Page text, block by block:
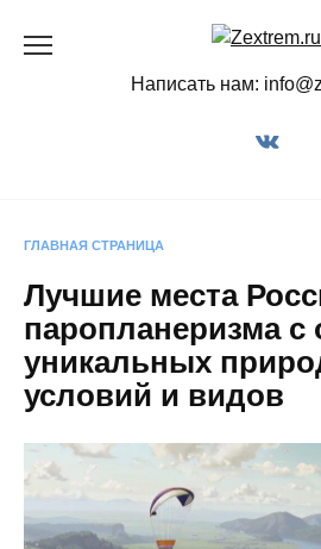
Написать нам:
ГЛАВНАЯ СТРАНИЦА
Лучшие места
паропланеризма с
уникальных
условий и видов